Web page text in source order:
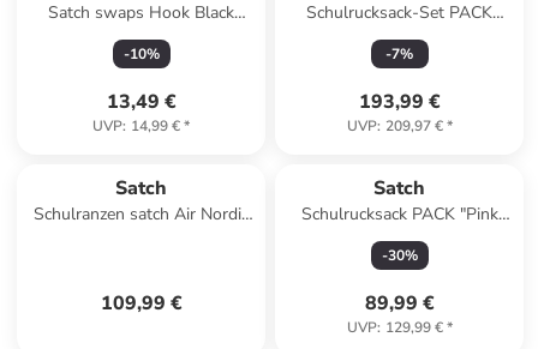
Satch swaps Hook Black
NEW
-10%
13,49 €
UVP: 14,99 €*
Schulrucksack-Set PACK
Mystic Nights 3-teilig in
Schwarz/Rosa
-7%
193,99 €
UVP: 209,97 €*
Satch
Schulranzen satch Air Nordic
109,99 €
Satch
Schulrucksack PACK "Pink
Phantom" in Blau/Pink
-30%
89,99 €
UVP: 129,99 €*